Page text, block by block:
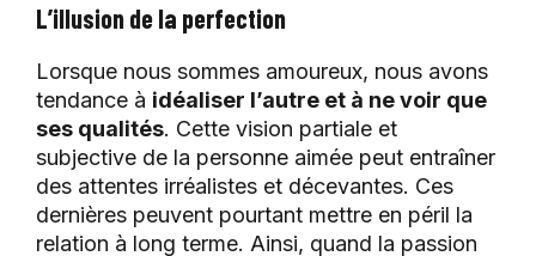
L’illusion de la perfection
Lorsque nous sommes amoureux, nous avons
tendance à idéaliser l’autre et à ne voir que
ses qualités. Cette vision partiale et
subjective de la personne aimée peut entraîner
des attentes irréalistes et décevantes. Ces
dernières peuvent pourtant mettre en péril la
relation à long terme. Ainsi, quand la passion